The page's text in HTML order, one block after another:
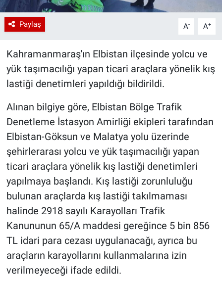
Paylaş A- A+
Kahramanmaraş'ın Elbistan ilçesinde yolcu ve
yük taşımacılığı yapan ticari araçlara yönelik kış
lastiği denetimleri yapıldığı bildirildi.
Alınan bilgiye göre, Elbistan Bölge Trafik
Denetleme İstasyon Amirliği ekipleri tarafından
Elbistan-Göksun ve Malatya yolu üzerinde
şehirlerarası yolcu ve yük taşımacılığı yapan
ticari araçlara yönelik kış lastiği denetimleri
yapılmaya başlandı. Kış lastiği zorunluluğu
bulunan araçlarda kış lastiği takılmaması
halinde 2918 sayılı Karayolları Trafik
Kanununun 65/A maddesi gereğince 5 bin 856
TL idari para cezası uygulanacağı, ayrıca bu
araçların karayollarını kullanmalarına izin
verilmeyeceği ifade edildi.